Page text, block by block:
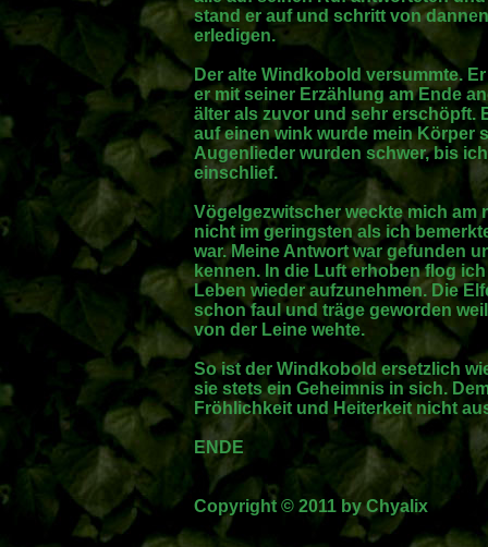
stand er auf und schritt von
erledigen.
Der alte Windkobold versummte.
er mit seiner Erzählung am Ende
älter als zuvor und sehr erschöpft.
auf einen wink wurde mein Körper
Augenlieder wurden schwer, bis
einschlief.
Vögelgezwitscher weckte mich am
nicht im geringsten als ich
war. Meine Antwort war gefunden
kennen. In die Luft erhoben flog
Leben wieder aufzunehmen. Die
schon faul und träge geworden
von der Leine wehte.
So ist der Windkobold ersetzlich
sie stets ein Geheimnis in sich.
Fröhlichkeit und Heiterkeit nicht
ENDE
Copyright © 2011 by Chyalix